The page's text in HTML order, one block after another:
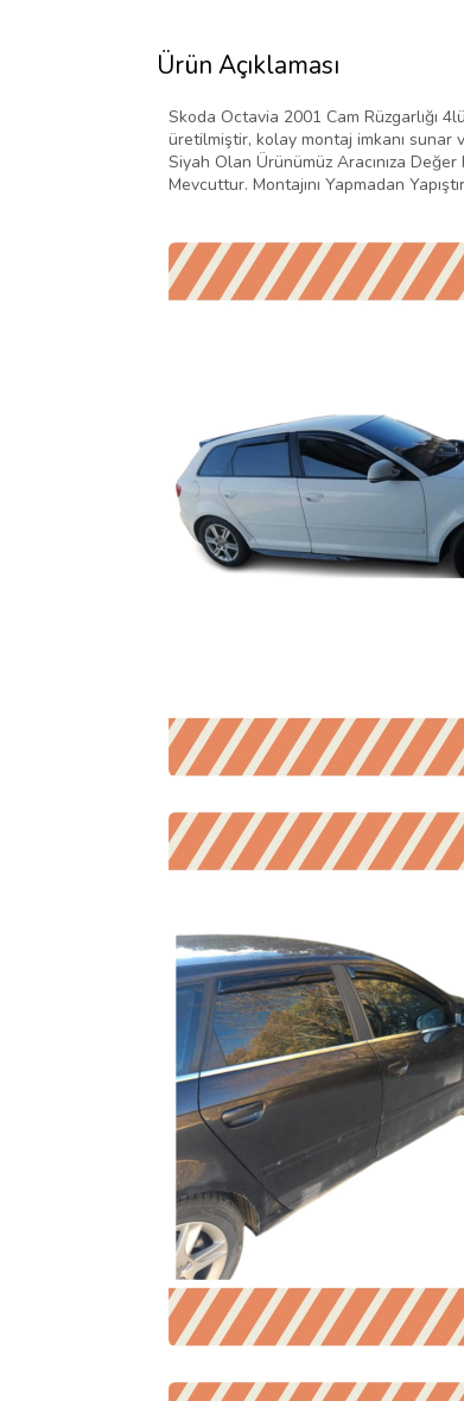
Ürün Açıklaması
Skoda Octavia 2001 Cam Rüzgarlığı
üretilmiştir, kolay montaj imkanı sunar
Siyah Olan Ürünümüz Aracınıza
Mevcuttur. Montajını Yapmadan